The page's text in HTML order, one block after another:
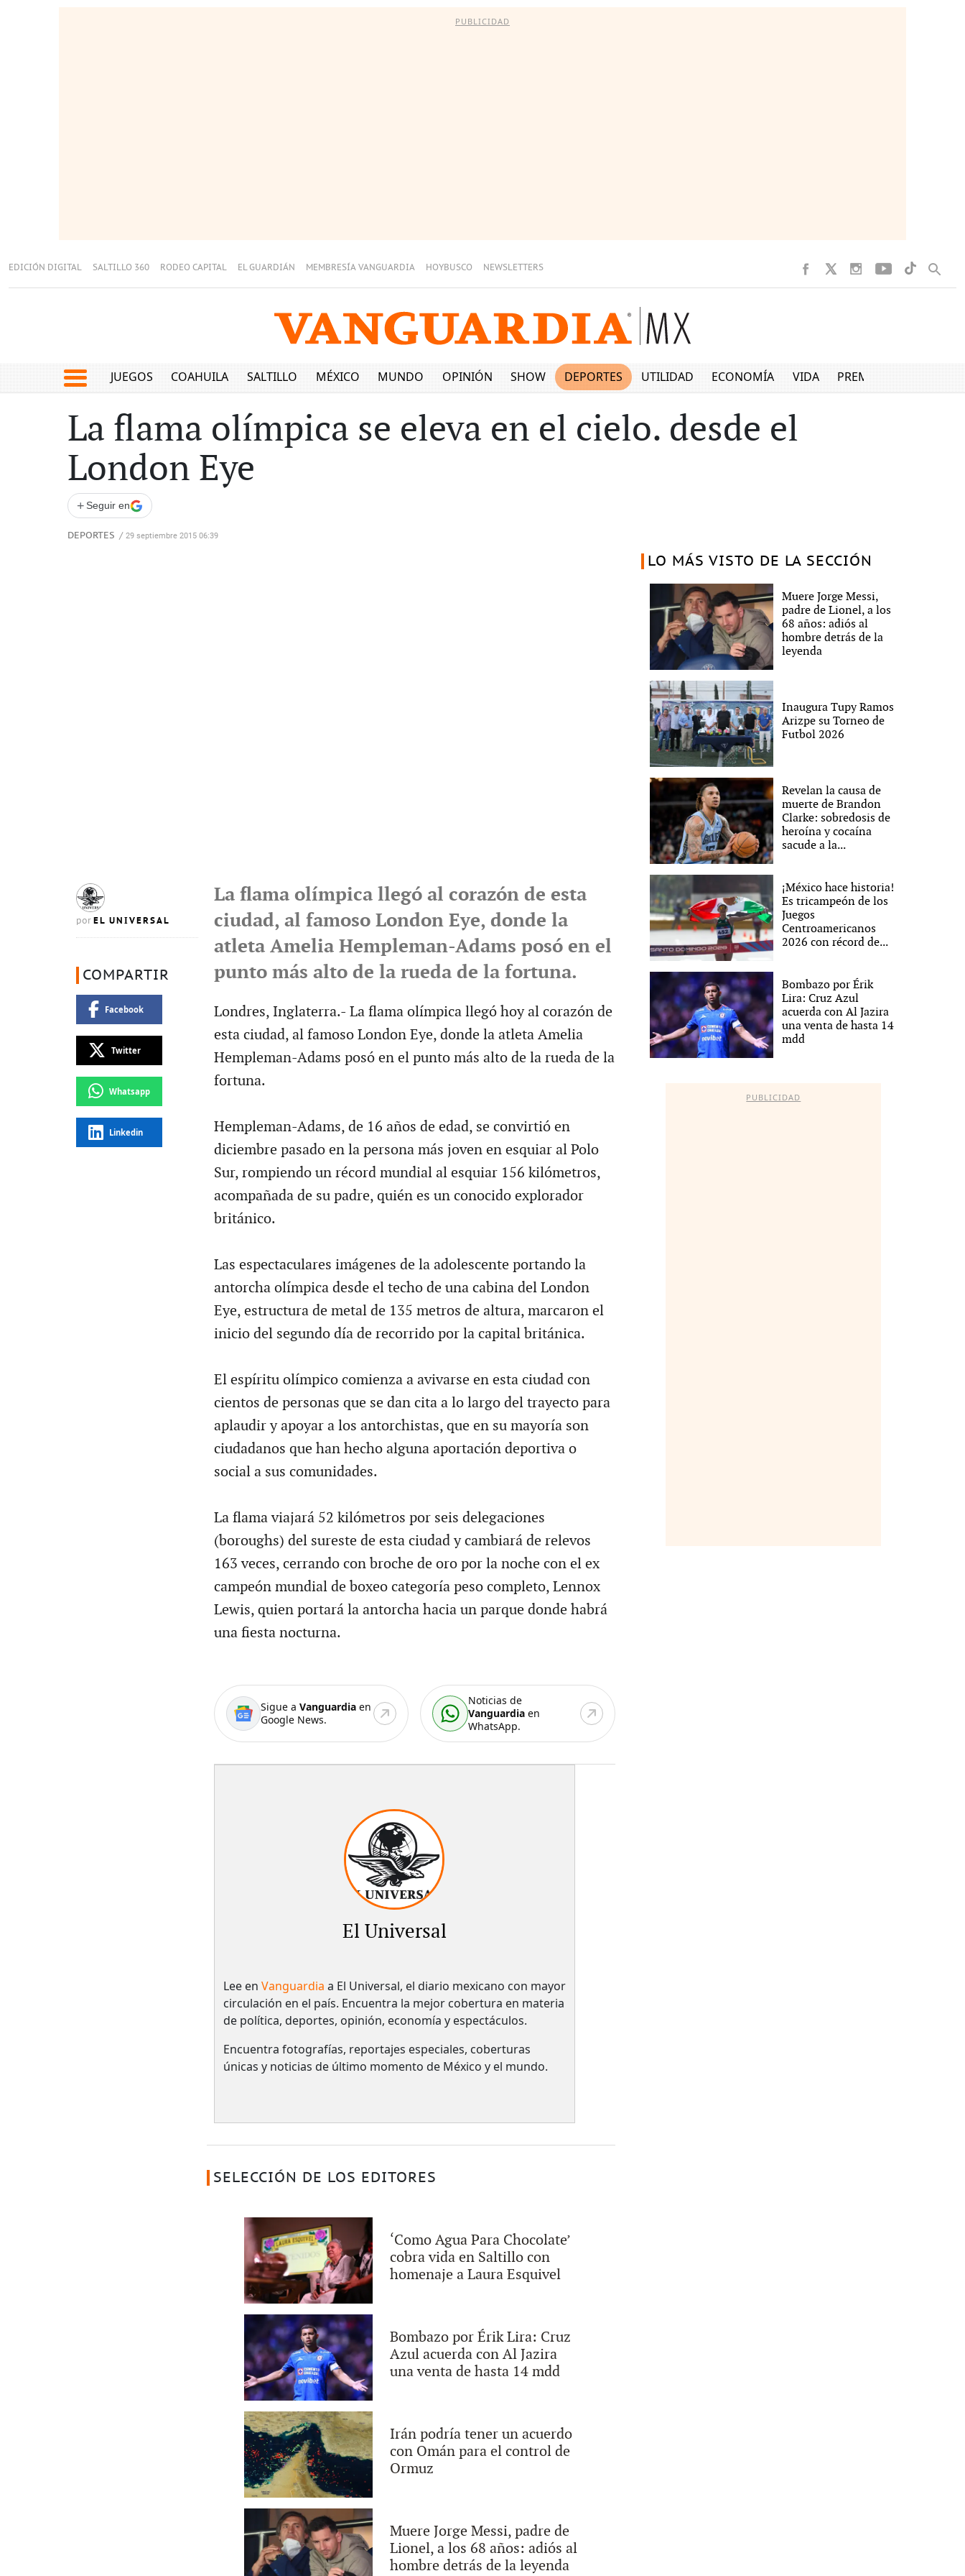
PUBLICIDAD
EDICIÓN DIGITAL SALTILLO 360 RODEO CAPITAL EL GUARDIÁN MEMBRESÍA VANGUARDIA HOYBUSCO NEWSLETTERS
JUEGOS COAHUILA SALTILLO MÉXICO MUNDO OPINIÓN SHOW DEPORTES UTILIDAD ECONOMÍA VIDA PREMIUM
La flama olímpica se eleva en el cielo. desde el
London Eye
+ Seguir en
DEPORTES / 29 septiembre 2015 06:39
por EL UNIVERSAL
COMPARTIR
Facebook
Twitter
Whatsapp
Linkedin
La flama olímpica llegó al corazón de esta
ciudad, al famoso London Eye, donde la
atleta Amelia Hempleman-Adams posó en el
punto más alto de la rueda de la fortuna.
Londres, Inglaterra.- La flama olímpica llegó hoy al corazón de
esta ciudad, al famoso London Eye, donde la atleta Amelia
Hempleman-Adams posó en el punto más alto de la rueda de la
fortuna.
Hempleman-Adams, de 16 años de edad, se convirtió en
diciembre pasado en la persona más joven en esquiar al Polo
Sur, rompiendo un récord mundial al esquiar 156 kilómetros,
acompañada de su padre, quién es un conocido explorador
británico.
Las espectaculares imágenes de la adolescente portando la
antorcha olímpica desde el techo de una cabina del London
Eye, estructura de metal de 135 metros de altura, marcaron el
inicio del segundo día de recorrido por la capital británica.
El espíritu olímpico comienza a avivarse en esta ciudad con
cientos de personas que se dan cita a lo largo del trayecto para
aplaudir y apoyar a los antorchistas, que en su mayoría son
ciudadanos que han hecho alguna aportación deportiva o
social a sus comunidades.
La flama viajará 52 kilómetros por seis delegaciones
(boroughs) del sureste de esta ciudad y cambiará de relevos
163 veces, cerrando con broche de oro por la noche con el ex
campeón mundial de boxeo categoría peso completo, Lennox
Lewis, quien portará la antorcha hacia un parque donde habrá
una fiesta nocturna.
Sigue a Vanguardiaen
Google News.
Noticias de
Vanguardia en
WhatsApp.
El Universal
Lee en Vanguardia a El Universal, el diario mexicano con mayor
circulación en el país.​ Encuentra la mejor cobertura en materia
de política, deportes, opinión, economía y espectáculos.
Encuentra fotografías, reportajes especiales, coberturas
únicas y noticias de último momento de México y el mundo.
SELECCIÓN DE LOS EDITORES
‘Como Agua Para Chocolate’
cobra vida en Saltillo con
homenaje a Laura Esquivel
Bombazo por Érik Lira: Cruz
Azul acuerda con Al Jazira
una venta de hasta 14 mdd
Irán podría tener un acuerdo
con Omán para el control de
Ormuz
Muere Jorge Messi, padre de
Lionel, a los 68 años: adiós al
hombre detrás de la leyenda
LO MÁS VISTO DE LA SECCIÓN
Muere Jorge Messi,
padre de Lionel, a los
68 años: adiós al
hombre detrás de la
leyenda
Inaugura Tupy Ramos
Arizpe su Torneo de
Futbol 2026
Revelan la causa de
muerte de Brandon
Clarke: sobredosis de
heroína y cocaína
sacude a la...
¡México hace historia!
Es tricampeón de los
Juegos
Centroamericanos
2026 con récord de...
Bombazo por Érik
Lira: Cruz Azul
acuerda con Al Jazira
una venta de hasta 14
mdd
PUBLICIDAD